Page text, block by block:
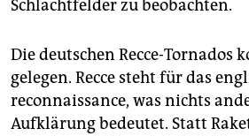
Schlachtfelder zu beobachten.
Die deutschen Recce-Tornados
gelegen. Recce steht für das
reconnaissance, was nichts
Aufklärung bedeutet. Statt